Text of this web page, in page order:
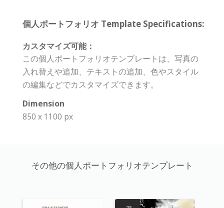
個人ポートフォリオ Template Specifications:
カスタマイズ可能：
この個人ポートフォリオテンプレートは、写真の
入れ替えや追加、テキストの追加、色やスタイル
の編集などでカスタマイズできます。
Dimension
850 x 1100 px
その他の個人ポートフォリオテンプレート